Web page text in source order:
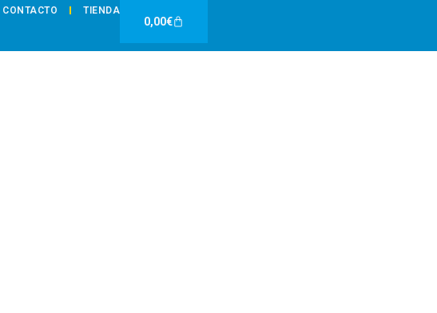
CONTACTO TIENDA
0,00€Carrito